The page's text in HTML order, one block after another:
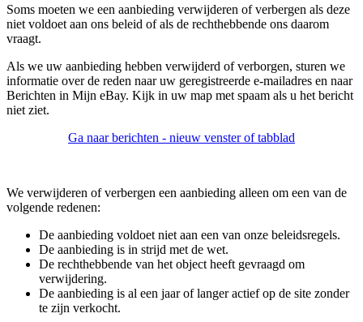
Soms moeten we een aanbieding verwijderen of verbergen als deze
niet voldoet aan ons beleid of als de rechthebbende ons daarom
vraagt.
Als we uw aanbieding hebben verwijderd of verborgen, sturen we
informatie over de reden naar uw geregistreerde e-mailadres en naar
Berichten in Mijn eBay. Kijk in uw map met spaam als u het bericht
niet ziet.
Ga naar berichten - nieuw venster of tabblad
We verwijderen of verbergen een aanbieding alleen om een van de
volgende redenen:
De aanbieding voldoet niet aan een van onze beleidsregels.
De aanbieding is in strijd met de wet.
De rechthebbende van het object heeft gevraagd om
verwijdering.
De aanbieding is al een jaar of langer actief op de site zonder
te zijn verkocht.